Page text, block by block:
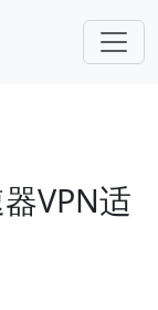
VPN适